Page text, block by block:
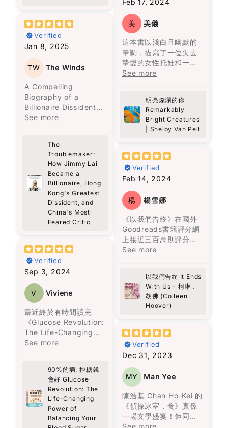
Not just passing by,
but really noticing
them, being present,
being kind.
Theo has this way of
listening—like really
listening. No agenda,
no rushing. Just fully
there. And it made
There’s also this idea
in the book about
small acts of
kindness—he calls
them “bestowals.”
Nothing big or showy,
just thoughtful
gestures for people
who might be
that a lot. It feels
very real, and also
something we can
actually do.
The story is built
around a group of
very different people,
and somehow they all
connect through
bit random, but
warm. You start to
feel that sense of
community, just from
people showing up
and caring a little
地區嘅美食風味。
雖然我婆婆而家已經唔
喺度, 但係透過閱讀完呢
本書，我不單止重溫咗
婆婆嘅味道，更加對馬
來西亞嘅飲食文化有咗
更深入嘅認識。每一口
福建麵同蝦麵，唔單止
係滋味，更係背後嘅故
Verified
Jan 8, 2025
TW The Winds
A Compelling
Biography of a
Billionaire Dissident
Mark Clifford’s
life offers more than
just the story of a
man—it’s also a vivid
exploration of Hong
Kong’s history and
struggles. From Lai’s
arrival in the 1960s
as a 12-year-old
working in a clothing
factory, to his current
status as Hong
prominent political
prisoner, the book
captures a journey
marked by resilience,
faith, and an
unyielding fight for
As Western media
often overlooks Hong
Kong’s plight, this
book is essential
reading. Pick up a
copy, and share it
See more
The
Troublemaker:
How Jimmy Lai
Became a
Billionaire, Hong
Kong's Greatest
Dissident, and
China's Most
Feared Critic
Verified
Sep 3, 2024
V Viviene
最近終於有時間讀完
《Glucose Revolution:
The Life-Changing
Power of Balancing
作為一個日常行程非常
緊湊的人，之前經常面
對能量波動的問題，尤
其是在下午時段，總是
See more
90%的病, 控糖就
會好 Glucose
Revolution: The
Life-Changing
Power of
Balancing Your
良心不安，離開了原本
居住的村莊，才有了馬
孔多的建立。烏爾蘇拉
曾見過近親結婚會生出
豬尾巴的嬰兒，她一直
被這個陰影籠罩，到了
魔幻寫實主義是這本書
最讓人迷醉的地方，來
名兒子的頭顱，血有意
識地流經數里流到山下
的廚房尋找母親。飛升
上天空的美人兒。不能
洗掉的灰燼十字。與鬼
魂相伴聊天等等。
故事沒有主角，家族中
的每一位成員也是主
角。烏爾蘇拉的堅毅支
撐著整個家族，阿瑪蘭
她一生都無法接受愛
情。沉默的上校打了三
十二場戰爭，戰爭將他
扭曲成一個無情的人，
偏執的費爾南達，一生
只顧著名聲，親手毀了
自己的女兒，也從不懊
悔，一生都要活在自我
的體面與狂熱的宗教
中。
家族中的男性，一生都
在冒險與探索，沉溺於
情慾，同時在建立卻又
話。其實我要追求的，
是找出自己的聲
音。”（頁178）他提
出，找到自己的聲音並
不容易，這反映了修辭
的重要性。
等於時勢”。他指出，儘
管機會存在，但外部環
境也是成功的關鍵因
素。他還強調，失敗可
了社交的重要性，這一
切都表明了他的智慧和
洞察力。
總之，這本書不僅提供
了黎智英的見解，還讓
義，並反思自己的價值
觀。
雲，為這兩個人帶來光
明。然而，這光明需要
人們願意向前走，才能
真正看清。
就如同我們每個人一
樣，過去可能充滿傷
痕，但唯有願意信任和
明。這本書以成熟的筆
調呈現溫馨的故事，深
具推薦價值。
們的家人和朋友。細讀
這本書，你將更深刻地
理解他們的感受和心路
歷程。病患的路上有同
路人一起同行支持極為
重要。
美 美儀
這本書以淺白且幽默的
筆調，描寫了一位失去
摯愛的女性托娃和一隻
北太平洋巨型章魚馬塞
作，發現馬塞勒斯竟然
了解她三十年前兒子失
蹤的秘密，牠成為她生
活中的陪伴和知己。
這段不尋常的友誼讓人
深受觸動，作者以馬塞
勒斯的視角，揭示人類
的情感、脆弱和堅強。
書中以輕鬆的方式表達
深沉的情感，讓讀者在
笑聲中感受到生命的溫
暖。書中的馬塞勒斯透
過各種方式，傳達真相
給托娃，填補了她內心
真誠推介給各位讀者。
See more
明亮燦爛的你
Remarkably
Bright Creatures
| Shelby Van Pelt
Verified
Feb 14, 2024
楊 楊雪娜
《以我們告終》在國外
Goodreads書籍評分網
上接近三百萬則評分，
高達4.2顆星的高評價，
擅長寫浪漫言情小說的
作家。她筆下的愛情與
邂逅充滿了每個女生都
曾經幻想過的美好情
起來也十分輕鬆。
然而，這一次，柯琳‧胡
佛想要講述的不僅僅是
愛情，還包括在愛錯了
人之後，王子和公主過
著怎樣的生活。她殘酷
而真實地描繪了家庭暴
力，而我最欣賞的是，
她同時呈現了兩人在一
See more
以我們告終 It Ends
With Us - 柯琳．
胡佛 (Colleen
Hoover)
Verified
Dec 31, 2023
MY Man Yee
陳浩基 Chan Ho-Kei 的
《偵探冰室．食》真係
一場文學盛宴！佢同其
他八位香港作家一齊合
See more